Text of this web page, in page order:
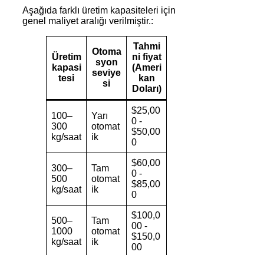
Aşağıda farklı üretim kapasiteleri için
genel maliyet aralığı verilmiştir.:
Üretim
kapasi
tesi
Otoma
syon
seviye
si
Tahmi
ni fiyat
(Ameri
kan
Doları)
100–
300
kg/saat
Yarı
otomat
ik
$25,00
0 -
$50,00
0
300–
500
kg/saat
Tam
otomat
ik
$60,00
0 -
$85,00
0
500–
1000
kg/saat
Tam
otomat
ik
$100,0
00 -
$150,0
00